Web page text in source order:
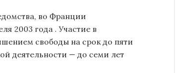
во Франции
2003 года . Участие в
свободы на срок до пяти
деятельности — до семи лет